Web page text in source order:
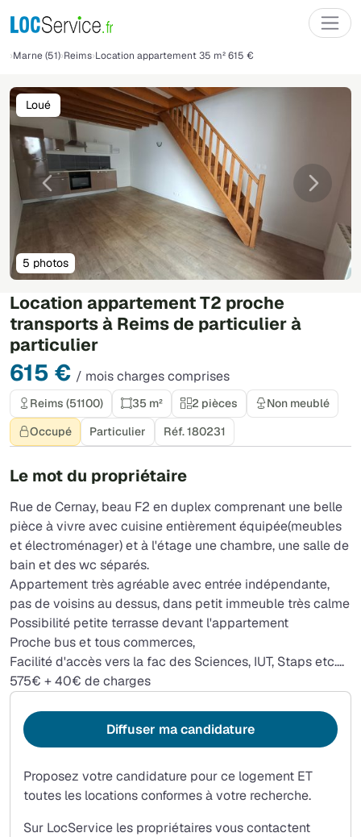
Marne (51) Reims Location appartement 35 m² 615 €
Location appartement T2 proche
transports à Reims de particulier à
particulier
615 € / mois charges comprises
Précédente
5 photos
Loué
Reims (51100) 35 m² 2 pièces
Non meublé
Occupé
Particulier Réf. 180231
Le mot du propriétaire
Rue de Cernay, beau F2 en duplex comprenant une belle
pièce à vivre avec cuisine entièrement équipée(meubles
et électroménager) et à l'étage une chambre, une salle de
bain et des wc séparés.
Appartement très agréable avec entrée indépendante,
pas de voisins au dessus, dans petit immeuble très calme
Possibilité petite terrasse devant l'appartement
Proche bus et tous commerces,
Facilité d'accès vers la fac des Sciences, IUT, Staps etc....
575€ + 40€ de charges
Proposez votre candidature pour ce logement ET
toutes les locations conformes à votre recherche.
Sur LocService les propriétaires vous contactent
Diffuser ma candidature